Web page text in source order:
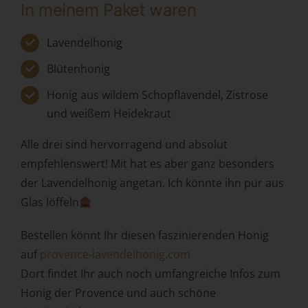
In meinem Paket waren
Lavendelhonig
Blütenhonig
Honig aus wildem Schopflavendel, Zistrose
und weißem Heidekraut
Alle drei sind hervorragend und absolut
empfehlenswert! Mit hat es aber ganz besonders
der Lavendelhonig angetan. Ich könnte ihn pur aus
Glas löffeln
Bestellen könnt Ihr diesen faszinierenden Honig
auf provence-lavendelhonig.com
Dort findet Ihr auch noch umfangreiche Infos zum
Honig der Provence und auch schöne
Erfassen, die Organisation, das Ordnen, die Speicherung,
Abfragen, die Verwendung, die Offenlegung durch
Übermittlung, Verbreitung oder eine andere Form der
Bereitstellung, den Abgleich oder die Verknüpfung, die
Einschränkung, das Löschen oder die Vernichtung.
d) Einschränkung der Verarbeitung
Einschränkung der Verarbeitung ist die Markierung
gespeicherter personenbezogener Daten mit dem Ziel,
ihre künftige Verarbeitung einzuschränken.
e) Profiling
personenbezogener Daten, die darin besteht, dass diese
personenbezogenen Daten verwendet werden, um
bestimmte persönliche Aspekte, die sich auf eine
natürliche Person beziehen, zu bewerten, insbesondere,
um Aspekte bezüglich Arbeitsleistung, wirtschaftlicher